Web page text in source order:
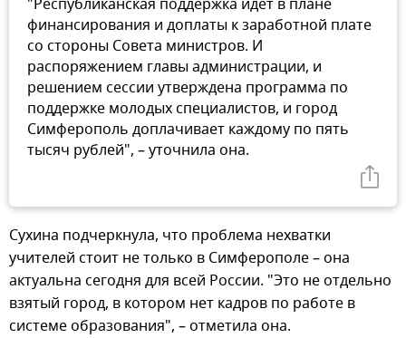
финансирования и доплаты к заработной плате
со стороны Совета министров. И
распоряжением главы администрации, и
решением сессии утверждена программа по
поддержке молодых специалистов, и город
Симферополь доплачивает каждому по пять
тысяч рублей", – уточнила она.
Сухина подчеркнула, что проблема нехватки
учителей стоит не только в Симферополе – она
актуальна сегодня для всей России. "Это не отдельно
взятый город, в котором нет кадров по работе в
системе образования", – отметила она.